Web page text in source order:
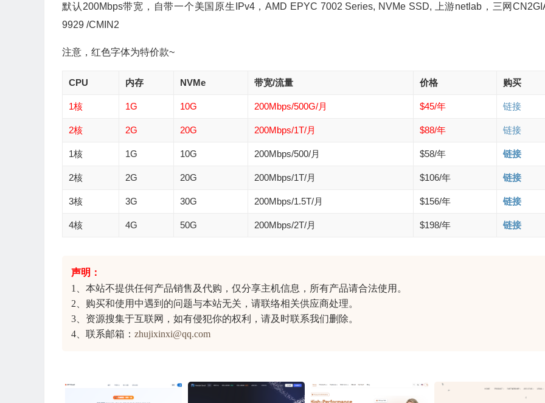
默认200Mbps带宽，自带一个美国原生IPv4，AMD EPYC 7002 Series, NVMe SSD, 上游netlab，三网
9929 /CMIN2
注意，红色字体为特价款~
CPU 内存 NVMe 带宽/流量 价格 购买
1核 1G 10G 200Mbps/500G/月 $45/年 链接
2核 2G 20G 200Mbps/1T/月 $88/年 链接
1核 1G 10G 200Mbps/500/月 $58/年 链接
2核 2G 20G 200Mbps/1T/月 $106/年 链接
3核 3G 30G 200Mbps/1.5T/月 $156/年 链接
4核 4G 50G 200Mbps/2T/月 $198/年 链接
声明：
1、本站不提供任何产品销售及代购，仅分享主机信息 ，所有产品请合法使用。
2、购买和使用中遇到的问题与本站无关，请联络相关供应商处理。
3、资源搜集于互联网，如有侵犯你的权利，请及时联系我们删除。
4、联系邮箱： zhujixinxi@qq.com